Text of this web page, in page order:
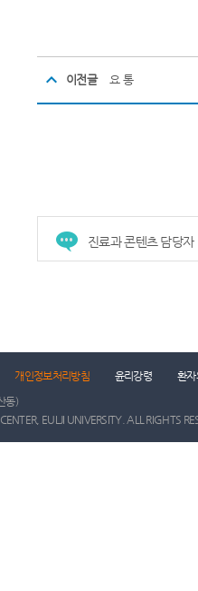
이전글 요 통
진료과 콘텐츠 담당자
개인정보처리방침 윤리강령
환자
동)
EULJI UNIVERSITY. ALL RIGHTS